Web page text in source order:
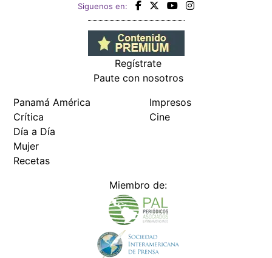
Siguenos en:
Regístrate
Paute con nosotros
Panamá América
Crítica
Día a Día
Mujer
Recetas
Impresos
Cine
Miembro de: